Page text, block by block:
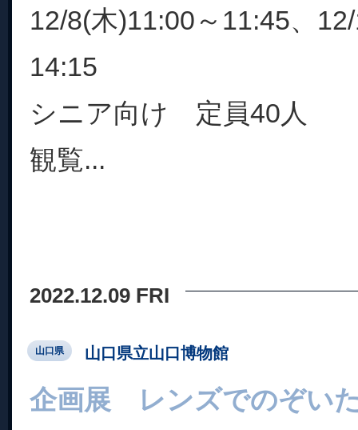
12/8(木)11:00～11:45、
14:15
シニア向け 定員40人
観覧...
2022.12.09 FRI
山口県 山口県立山口博物館
企画展 レンズでのぞい